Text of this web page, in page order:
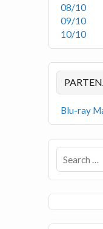
08/10
09/10
10/10
Blu-ray